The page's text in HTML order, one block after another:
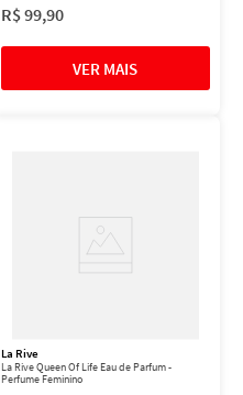
R$99,90
La Rive
La Rive Queen Of Life Eau de Parfum -
Perfume Feminino